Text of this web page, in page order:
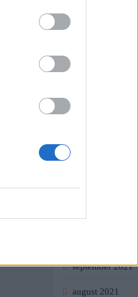
december 2021
november 2021
september 2021
august 2021